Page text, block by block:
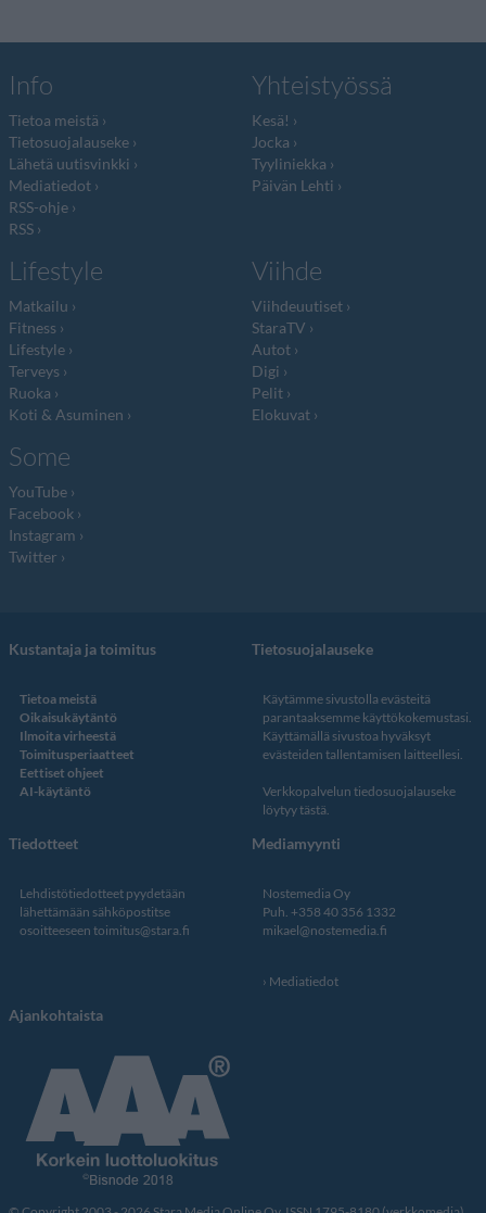
Info
Tietoa meistä
Tietosuojalauseke
Lähetä uutisvinkki
Mediatiedot
RSS-ohje
RSS
Yhteistyössä
Kesä!
Jocka
Tyyliniekka
Päivän Lehti
Lifestyle
Matkailu
Fitness
Lifestyle
Terveys
Ruoka
Koti & Asuminen
Viihde
Viihdeuutiset
StaraTV
Autot
Digi
Pelit
Elokuvat
Some
YouTube
Facebook
Instagram
Twitter
Kustantaja ja toimitus
Tietoa meistä
Oikaisukäytäntö
Ilmoita virheestä
Toimitusperiaatteet
Eettiset ohjeet
AI-käytäntö
Tietosuojalauseke
Käytämme sivustolla evästeitä
parantaaksemme käyttökokemustasi.
Käyttämällä sivustoa hyväksyt
evästeiden tallentamisen laitteellesi.
Verkkopalvelun tiedosuojalauseke
löytyy tästä
Tiedotteet
Lehdistötiedotteet pyydetään
lähettämään sähköpostitse
osoitteeseen toimitus@stara.fi
Mediamyynti
Nostemedia Oy
Puh. +358 40 356 1332
mikael@nostemedia.fi
Mediatiedot
Ajankohtaista